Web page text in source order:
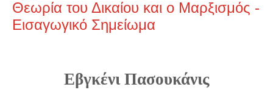
Θεωρία του Δικαίου και ο Μαρξισμός -
Εισαγωγικό Σημείωμα
Εβγκένι Πασουκάνις